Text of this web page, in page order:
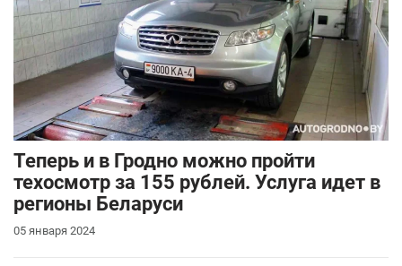
Теперь и в Гродно можно пройти
техосмотр за 155 рублей. Услуга идет в
регионы Беларуси
05 января 2024